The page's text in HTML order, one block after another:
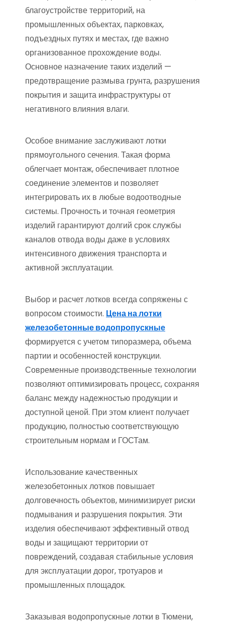
благоустройстве территорий, на
промышленных объектах, парковках,
подъездных путях и местах, где важно
организованное прохождение воды.
Основное назначение таких изделий —
предотвращение размыва грунта, разрушения
покрытия и защита инфраструктуры от
негативного влияния влаги.
Особое внимание заслуживают лотки
прямоугольного сечения. Такая форма
облегчает монтаж, обеспечивает плотное
соединение элементов и позволяет
интегрировать их в любые водоотводные
системы. Прочность и точная геометрия
изделий гарантируют долгий срок службы
каналов отвода воды даже в условиях
интенсивного движения транспорта и
активной эксплуатации.
Выбор и расчет лотков всегда сопряжены с
вопросом стоимости. Цена на лотки
железобетонные водопропускные
формируется с учетом типоразмера, объема
партии и особенностей конструкции.
Современные производственные технологии
позволяют оптимизировать процесс, сохраняя
баланс между надежностью продукции и
доступной ценой. При этом клиент получает
продукцию, полностью соответствующую
строительным нормам и ГОСТам.
Использование качественных
железобетонных лотков повышает
долговечность объектов, минимизирует риски
подмывания и разрушения покрытия. Эти
изделия обеспечивают эффективный отвод
воды и защищают территории от
повреждений, создавая стабильные условия
для эксплуатации дорог, тротуаров и
промышленных площадок.
Заказывая водопропускные лотки в Тюмени,